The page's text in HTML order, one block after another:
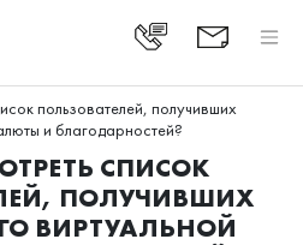
пользователей, получивших
и благодарностей?
СПИСОК
ПОЛУЧИВШИХ
ВИРТУАЛЬНОЙ